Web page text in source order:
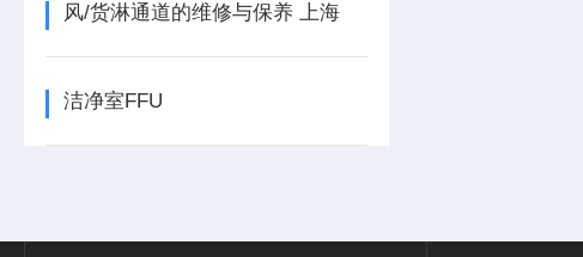
风/货淋通道的维修与保养 上海
洁净室FFU